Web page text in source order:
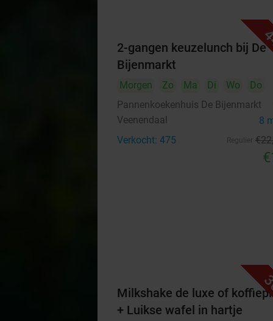
2-gangen keuzelunch bij De
Bijenmarkt
Morgen Zo Ma Di Wo
Do
Pannenkoekenhuis De Bijenmarkt
Veenendaal 8
Verkocht: 475 €22
Milkshake de luxe of
+ Luikse wafel in hartje